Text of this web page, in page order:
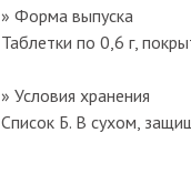
» Форма выпуска
Таблетки по 0,6 г,
» Условия хранения
Список Б. В сухом,